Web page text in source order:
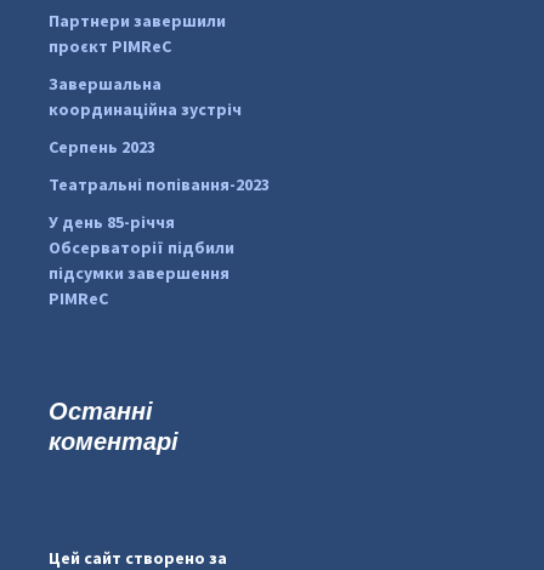
Партнери завершили
проєкт PIMReC
Завершальна
координаційна зустріч
Серпень 2023
Театральні попівання-2023
У день 85-річчя
Обсерваторії підбили
підсумки завершення
PIMReC
Останні
коментарі
Цей сайт створено за